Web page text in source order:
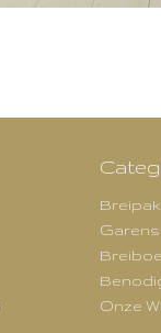
Garens
Onze